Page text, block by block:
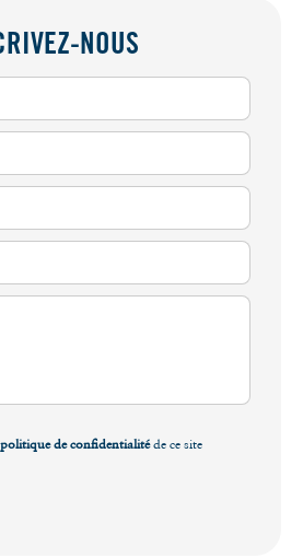
NOUS
politique de confidentialitéde ce site